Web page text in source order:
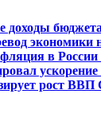
доходы
экономики
в
рост ВВП